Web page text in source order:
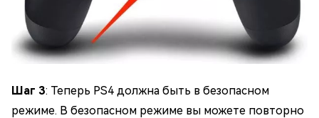
Шаг 3: Теперь PS4 должна быть в безопасном
режиме. В безопасном режиме вы можете повторно